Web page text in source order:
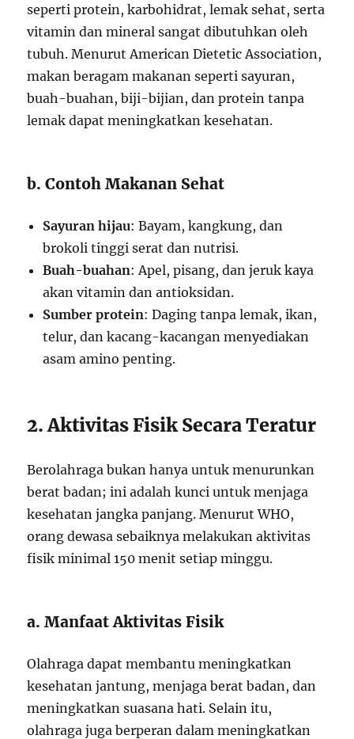
seperti protein, karbohidrat, lemak sehat, serta
vitamin dan mineral sangat dibutuhkan oleh
tubuh. Menurut American Dietetic Association,
makan beragam makanan seperti sayuran,
buah-buahan, biji-bijian, dan protein tanpa
lemak dapat meningkatkan kesehatan.
b. Contoh Makanan Sehat
Sayuran hijau: Bayam, kangkung, dan
brokoli tinggi serat dan nutrisi.
Buah-buahan: Apel, pisang, dan jeruk kaya
akan vitamin dan antioksidan.
Sumber protein: Daging tanpa lemak, ikan,
telur, dan kacang-kacangan menyediakan
asam amino penting.
2. Aktivitas Fisik Secara Teratur
Berolahraga bukan hanya untuk menurunkan
berat badan; ini adalah kunci untuk menjaga
kesehatan jangka panjang. Menurut WHO,
orang dewasa sebaiknya melakukan aktivitas
fisik minimal 150 menit setiap minggu.
a. Manfaat Aktivitas Fisik
Olahraga dapat membantu meningkatkan
kesehatan jantung, menjaga berat badan, dan
meningkatkan suasana hati. Selain itu,
olahraga juga berperan dalam meningkatkan